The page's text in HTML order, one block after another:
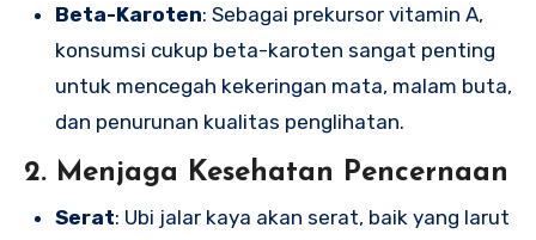
Beta-Karoten: Sebagai prekursor vitamin A,
konsumsi cukup beta-karoten sangat penting
untuk mencegah kekeringan mata, malam buta,
dan penurunan kualitas penglihatan.
2. Menjaga Kesehatan Pencernaan
Serat: Ubi jalar kaya akan serat, baik yang larut